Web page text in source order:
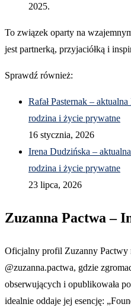
2025.
To związek oparty na
jest partnerką, przyjaciółką i
Sprawdź również:
Rafał Pasternak –
rodzina i życie prywatne
16 stycznia, 2026
Irena Dudzińska –
rodzina i życie prywatne
23 lipca, 2026
Zuzanna Pactwa –
Oficjalny profil Zuzanny Pactwy
@zuzanna.pactwa, gdzie
obserwujących i opublikowała
idealnie oddaje jej esencję: